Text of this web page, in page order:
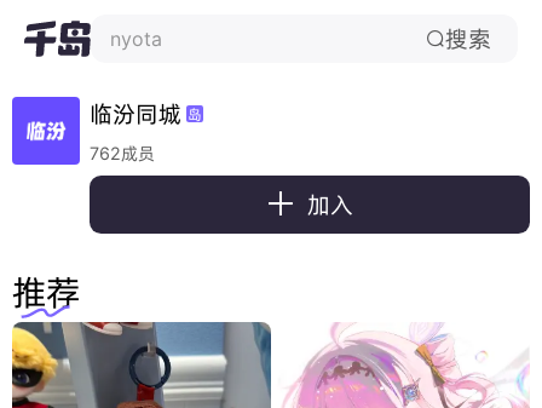
nyota 搜索
临汾同城 岛
762成员
 加入
推荐